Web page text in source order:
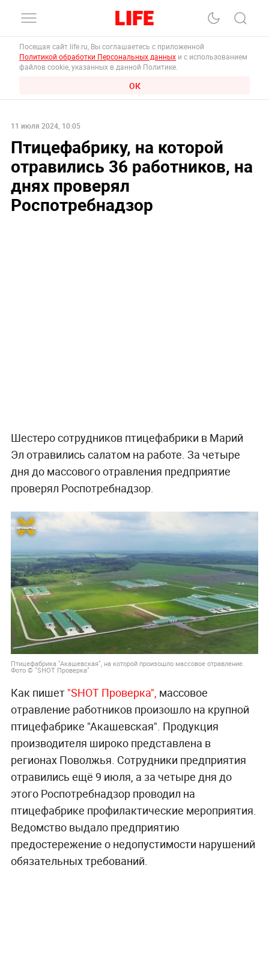
Посещая сайт life.ru, Вы соглашаетесь с приложенной
Политикой обработки Персональных данных и с использованием
файлов cookie, указанных в данной Политике.
ОК
11 июля 2024, 10:05
Птицефабрику, на которой
отравились 36 работников, на
днях проверял
Роспотребнадзор
Шестеро сотрудников птицефабрики в Марий
Эл отравились салатом на работе. За четыре
дня до массового отравления предприятие
проверял Роспотребнадзор.
Птицефабрика "Акашевская", на которой произошло массовое отравление.
Фото © "SHOT Проверка"
Как пишет "SHOT Проверка", массовое
отравление работников произошло на крупной
птицефабрике "Акашевская". Продукция
производителя широко представлена в
регионах Поволжья. Сотрудники предприятия
отравились ещё 9 июля, а за четыре дня до
этого Роспотребнадзор проводил на
птицефабрике профилактические мероприятия.
Ведомство выдало предприятию
предостережение о недопустимости нарушений
обязательных требований.